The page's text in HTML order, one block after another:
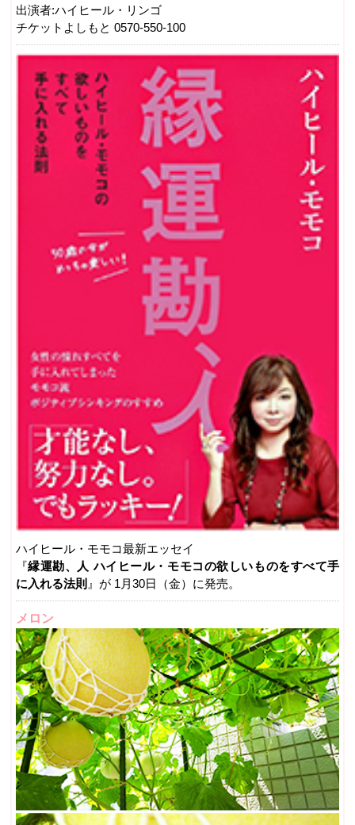
出演者:ハイヒール・リンゴ
チケットよしもと 0570-550-100
ハイヒール・モモコ最新エッセイ
『縁運勘、人 ハイヒール・モモコの欲しいものをすべて手
に入れる法則 』が 1月30日（金）に発売。
メロン